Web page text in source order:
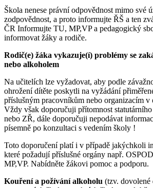
Škola nenese právní odpovědnost mimo své
zodpovědnost, a proto informujte ŘŠ a ten
ČR Informujte TU, MP,VP a pedagogický
informovat žáky a rodiče.
Rodič(e) žáka vykazuje(í) problémy se
nebo alkoholem
Na učitelích lze vyžadovat, aby podle
ohrožení dítěte poskytli na vyžádání
příslušným pracovníkům nebo organizacím v
Vždy však doporučuji přítomnost
nebo ZŘ, dále doporučuji nepodávat
písemně po konzultaci s vedením školy !
Toto doporučení platí i v případě jakýchkoli
které požadují příslušné orgány např.
MP,VP. Nabídněte žákovi pomoc a podporu.
Kouření a požívání alkoholu (tzv. dovolené